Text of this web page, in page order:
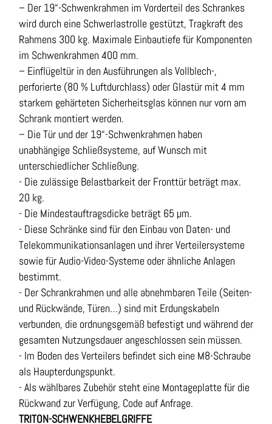
– Der 19“-Schwenkrahmen im Vorderteil des Schrankes
wird durch eine Schwerlastrolle gestützt, Tragkraft des
Rahmens 300 kg. Maximale Einbautiefe für Komponenten
im Schwenkrahmen 400 mm.
– Einflügeltür in den Ausführungen als Vollblech-,
perforierte (80 % Luftdurchlass) oder Glastür mit 4 mm
starkem gehärteten Sicherheitsglas können nur vorn am
Schrank montiert werden.
– Die Tür und der 19“-Schwenkrahmen haben
unabhängige Schließsysteme, auf Wunsch mit
unterschiedlicher Schließung.
- Die zulässige Belastbarkeit der Fronttür beträgt max.
20 kg.
- Die Mindestauftragsdicke beträgt 65 µm.
- Diese Schränke sind für den Einbau von Daten- und
Telekommunikationsanlagen und ihrer Verteilersysteme
sowie für Audio-Video-Systeme oder ähnliche Anlagen
bestimmt.
- Der Schrankrahmen und alle abnehmbaren Teile (Seiten-
und Rückwände, Türen…) sind mit Erdungskabeln
verbunden, die ordnungsgemäß befestigt und während der
gesamten Nutzungsdauer angeschlossen sein müssen.
- Im Boden des Verteilers befindet sich eine M8-Schraube
als Haupterdungspunkt.
- Als wählbares Zubehör steht eine Montageplatte für die
Rückwand zur Verfügung, Code auf Anfrage.
TRITON-SCHWENKHEBELGRIFFE